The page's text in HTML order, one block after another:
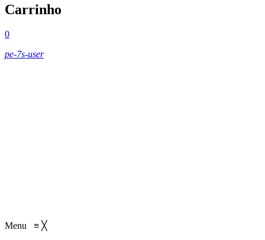
Carrinho
0
pe-7s-user
Menu ≡ ╳